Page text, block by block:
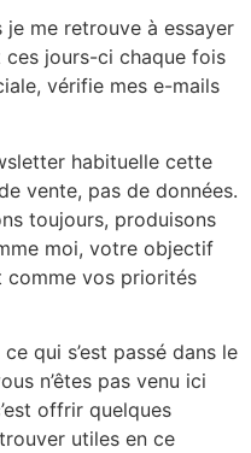
me retrouve à essayer
jours-ci chaque fois
vérifie mes e-mails
habituelle cette
vente, pas de données.
toujours, produisons
moi, votre objectif
comme vos priorités
qui s’est passé dans le
n’êtes pas venu ici
offrir quelques
utiles en ce